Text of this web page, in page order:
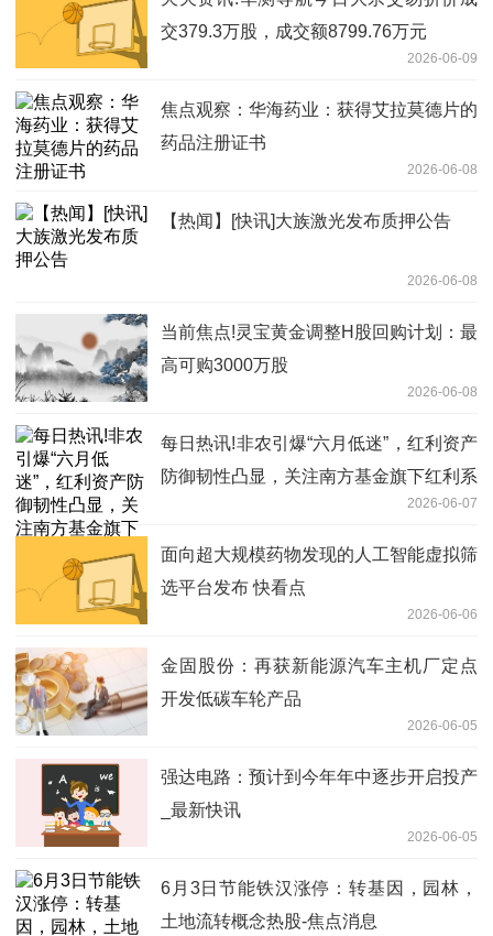
交379.3万股，成交额8799.76万元
2026-06-09
焦点观察：华海药业：获得艾拉莫德片的
药品注册证书
2026-06-08
【热闻】[快讯]大族激光发布质押公告
2026-06-08
当前焦点!灵宝黄金调整H股回购计划：最
高可购3000万股
2026-06-08
每日热讯!非农引爆“六月低迷”，红利资产
防御韧性凸显，关注南方基金旗下红利系
2026-06-07
面向超大规模药物发现的人工智能虚拟筛
选平台发布 快看点
2026-06-06
金固股份：再获新能源汽车主机厂定点
开发低碳车轮产品
2026-06-05
强达电路：预计到今年年中逐步开启投产
_最新快讯
2026-06-05
6月3日节能铁汉涨停：转基因，园林，
土地流转概念热股-焦点消息